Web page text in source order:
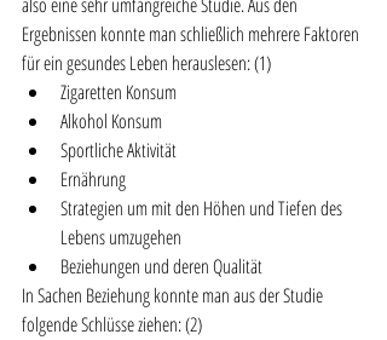
Ergebnissen konnte man schließlich mehrere Faktoren
für ein gesundes Leben herauslesen: (1)
Zigaretten Konsum
Alkohol Konsum
Sportliche Aktivität
Ernährung
Strategien um mit den Höhen und Tiefen des
Lebens umzugehen
Beziehungen und deren Qualität
In Sachen Beziehung konnte man aus der Studie
folgende Schlüsse ziehen: (2)